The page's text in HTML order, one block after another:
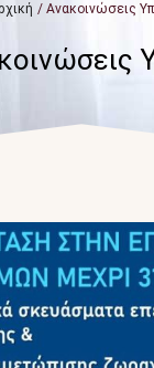
/ Ανακοινώσεις